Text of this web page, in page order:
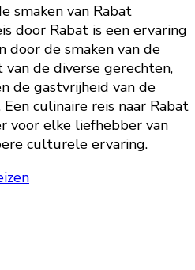
smaken van Rabat
door Rabat is een ervaring
door de smaken van de
de diverse gerechten,
de gastvrijheid van de
culinaire reis naar Rabat
voor elke liefhebber van
culturele ervaring.